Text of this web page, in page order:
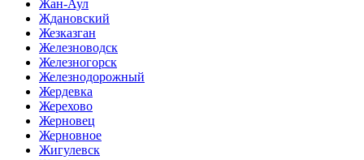
Жан-Аул
Ждановский
Жезказган
Железноводск
Железногорск
Железнодорожный
Жердевка
Жерехово
Жерновец
Жерновное
Жигулевск